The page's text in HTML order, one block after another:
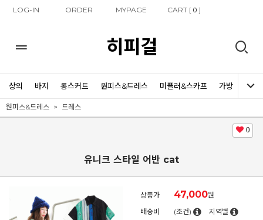
LOG-IN ORDER MYPAGE CART [0 ]
히피걸
상의 바지 롱스커트 원피스&드레스 머플러&스카프 가방 신발
원피스&드레스 드레스
0
유니크 스타일 어반 cat
상품가 47,000원
배송비
(조건) 지역별